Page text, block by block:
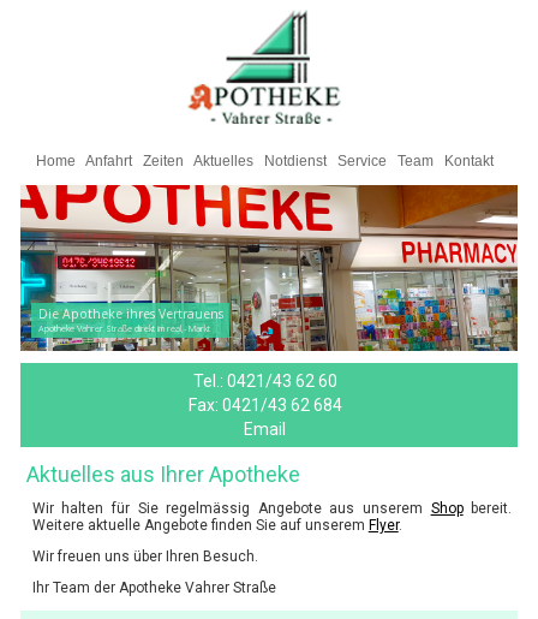
Home Anfahrt Zeiten Aktuelles Notdienst Service Team Kontakt
Die Apotheke ihres Vertrauens
Apotheke Vahrer Straße direkt im real,- Markt
Tel.: 0421/43 62 60
Fax: 0421/43 62 684
Email
Aktuelles aus Ihrer Apotheke
Wir halten für Sie regelmässig Angebote aus unserem Shopbereit.
Weitere aktuelle Angebote finden Sie auf unserem Flyer.
Wir freuen uns über Ihren Besuch.
Ihr Team der Apotheke Vahrer Straße